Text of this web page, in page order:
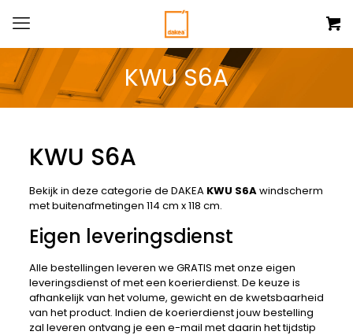
KWU S6A
KWU S6A
Bekijk in deze categorie de DAKEA KWU S6Awindscherm
met buitenafmetingen 114 cm x 118 cm.
Eigen leveringsdienst
Alle bestellingen leveren we GRATIS met onze eigen
leveringsdienst of met een koerierdienst. De keuze is
afhankelijk van het volume, gewicht en de kwetsbaarheid
van het product. Indien de koerierdienst jouw bestelling
zal leveren ontvang je een e-mail met daarin het tijdstip